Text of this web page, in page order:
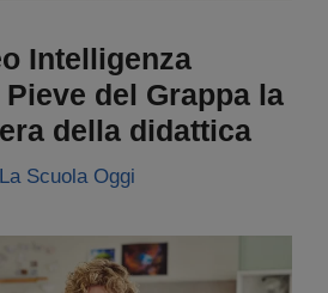
Intelligenza
del Grappa la
della didattica
La Scuola Oggi